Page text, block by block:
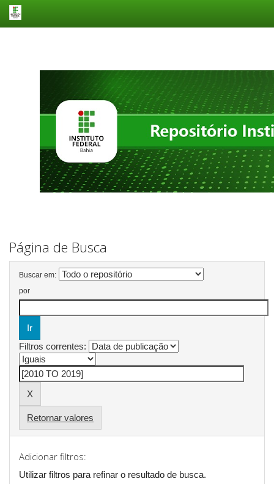
Página de Busca
Buscar em:
por
Filtros correntes:
Retornar valores
Adicionar filtros:
Utilizar filtros para refinar o resultado de busca.